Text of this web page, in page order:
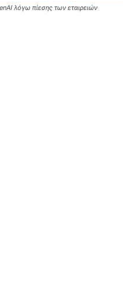
λόγω πίεσης των εταιρειών